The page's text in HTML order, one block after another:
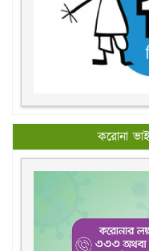
করোনা